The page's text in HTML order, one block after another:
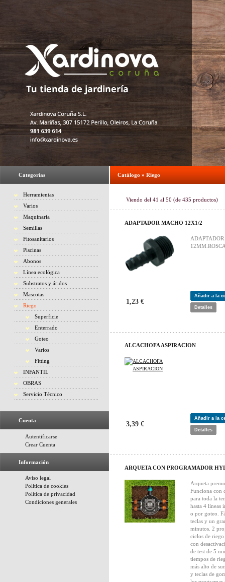
Categorías
Herramientas
Varios
Maquinaria
Semillas
Fitosanitarios
Piscinas
Abonos
Línea ecológica
Substratos y áridos
Mascotas
Riego
Superficie
Enterrado
Goteo
Varios
Fitting
INFANTIL
OBRAS
Servicio Técnico
Cuenta
Autentificarse
Crear Cuenta
Información
Aviso legal
Politica de cookies
Politica de privacidad
Condiciones generales
Catálogo » Riego
Viendo del 41 al 50 (de 435 productos)
ADAPTADOR MACHO 12X1/2
1,23 €
Añadir a la
Detalles
ALCACHOFA ASPIRACION
3,39 €
Añadir a la
Detalles
ARQUETA CON PROGRAMADOR
Arqueta
Funciona con
para toda la
hasta 4 líneas
o por goteo.
teclas y un
minutos. 2
ciclos de
con
de test de 5
tiempos de
más alto de
y teclas de